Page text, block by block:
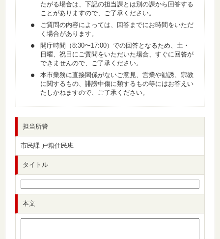
たがる場合は、下記の担当課とは別の課から回答する
ことがありますので、ご了承ください。
ご質問の内容によっては、回答までにお時間をいただ
く場合があります。
開庁時間（8:30〜17:00）での回答となるため、土・
日曜、祝日にご質問をいただいた場合、すぐに回答が
できませんので、ご了承ください。
本市業務に直接関係がないご意見、営業や勧誘、宗教
に関するもの、誹謗中傷に類するもの等にはお答えい
たしかねますので、ご了承ください。
担当所管
市民課 戸籍住民班
タイトル
本文